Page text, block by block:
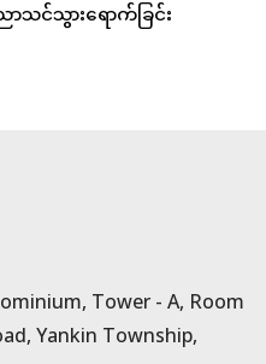
ညာသင်သွားရောက်ခြင်း
Tower - A, Room
Yankin Township,